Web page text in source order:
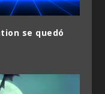
se quedó